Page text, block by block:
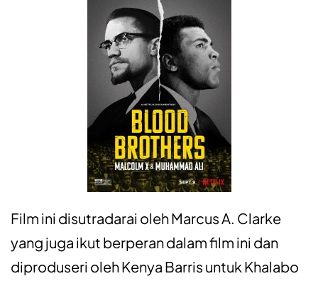
Film ini disutradarai oleh Marcus A. Clarke
yang juga ikut berperan dalam film ini dan
diproduseri oleh Kenya Barris untuk Khalabo